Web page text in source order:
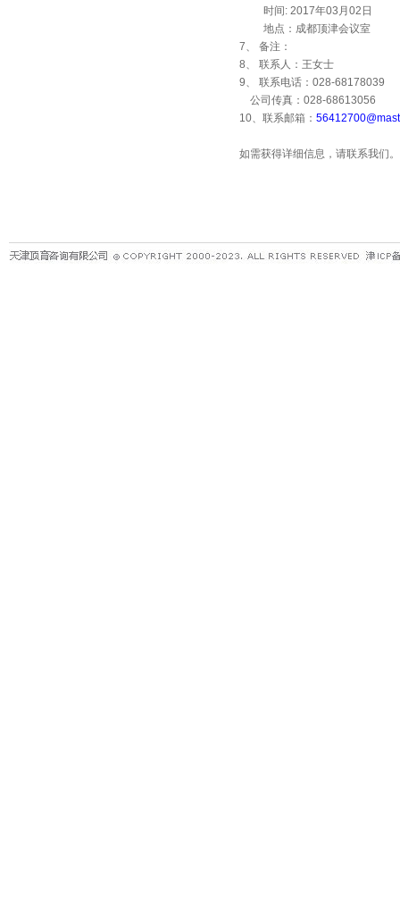
时间 : 2017年03 月 02 日
地点：成都顶津会议室
7、
备注：
8、
联系人：王女士
9、 联系电话： 028-68178039
公司传真： 028-68613056
10、联系邮箱：
如需获得详细信息，请联系我们。